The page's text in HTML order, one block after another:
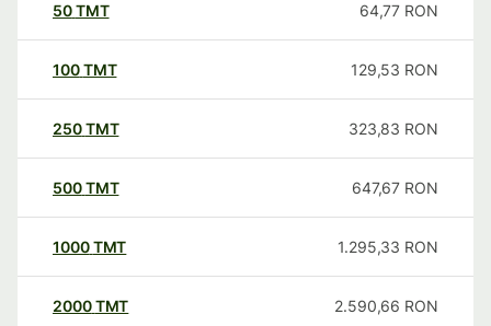
50TMT 64,77 RON
100TMT 129,53 RON
250TMT 323,83 RON
500TMT 647,67 RON
1000TMT 1.295,33 RON
2000TMT 2.590,66 RON